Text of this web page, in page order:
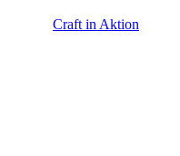
Craft in Aktion